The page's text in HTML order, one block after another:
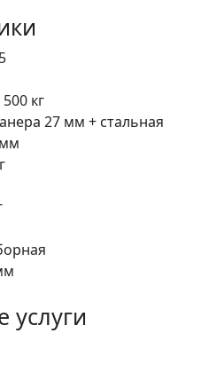
для хранения метизов
90 x 900 x 160
для хранения метизов
500 кг
27 мм + стальная